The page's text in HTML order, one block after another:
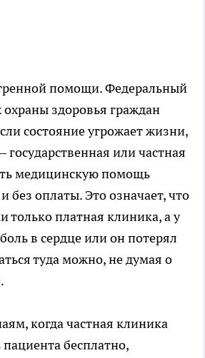
помощи. Федеральный
охраны здоровья граждан
состояние угрожает жизни,
или частная
медицинскую помощь
без оплаты. Это означает, что
только платная клиника, а у
в сердце или он потерял
туда можно, не думая о
когда частная клиника
бесплатно,